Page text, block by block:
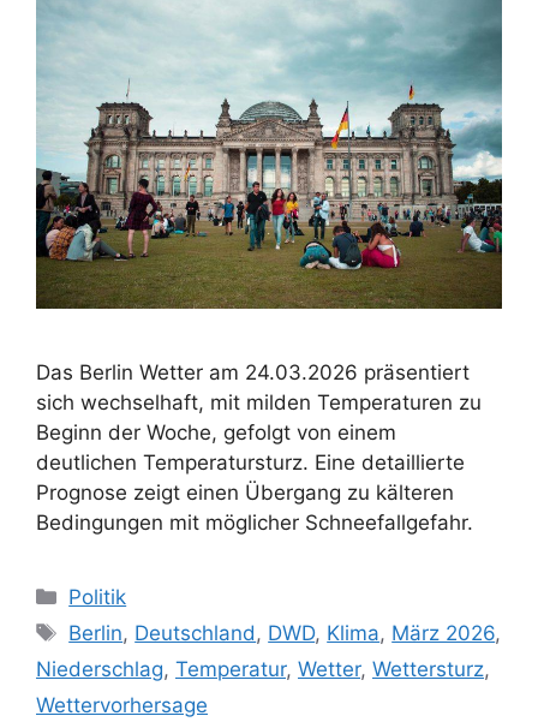
Das Berlin Wetter am 24.03.2026 präsentiert
sich wechselhaft, mit milden Temperaturen zu
Beginn der Woche, gefolgt von einem
deutlichen Temperatursturz. Eine detaillierte
Prognose zeigt einen Übergang zu kälteren
Bedingungen mit möglicher Schneefallgefahr.
Kategorien
Politik
Schlagwörter
Berlin, Deutschland, DWD, Klima, März 2026,
Niederschlag, Temperatur, Wetter, Wettersturz,
Wettervorhersage